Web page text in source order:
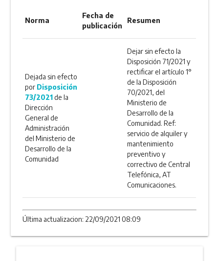
Norma
Fecha de
publicación
Resumen
Dejada sin efecto
por Disposición
73/2021de la
Dirección
General de
Administración
del Ministerio de
Desarrollo de la
Comunidad
Dejar sin efecto la
Disposición 71/2021 y
rectificar el artículo 1°
de la Disposición
70/2021, del
Ministerio de
Desarrollo de la
Comunidad. Ref:
servicio de alquiler y
mantenimiento
preventivo y
correctivo de Central
Telefónica, AT
Comunicaciones.
Última actualizacion: 22/09/2021 08:09